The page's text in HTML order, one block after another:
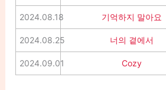
2024.08.18 기억하지 말아요
2024.08.25 너의 곁에서
2024.09.01 Cozy